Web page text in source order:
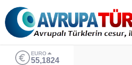
ALTIN
6.662,10